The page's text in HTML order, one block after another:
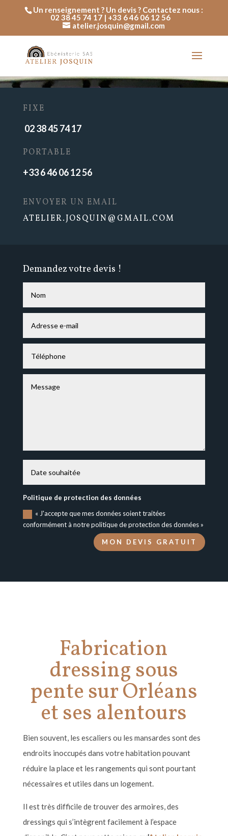
Un renseignement ? Un devis ? Contactez nous :
02 38 45 74 17 | +33 6 46 06 12 56
atelier.josquin@gmail.com
FIXE
02 38 45 74 17
PORTABLE
+33 6 46 06 12 56
ENVOYER UN EMAIL
ATELIER.JOSQUIN@GMAIL.COM
Demandez votre devis !
Politique de protection des données
« J'accepte que mes données soient traitées
conformément à notre politique de protection des données »
MON DEVIS GRATUIT
Fabrication
dressing sous
pente sur Orléans
et ses alentours
Bien souvent, les escaliers ou les mansardes sont des
endroits inoccupés dans votre habitation pouvant
réduire la place et les rangements qui sont pourtant
nécessaires et utiles dans un logement.
Il est très difficile de trouver des armoires, des
dressings qui s’intègrent facilementà l’espace